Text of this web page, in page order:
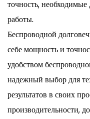
точность,
работы.
Беспроводной
себе мощность и
удобством
надежный выбор для
результатов в своих
производительности,